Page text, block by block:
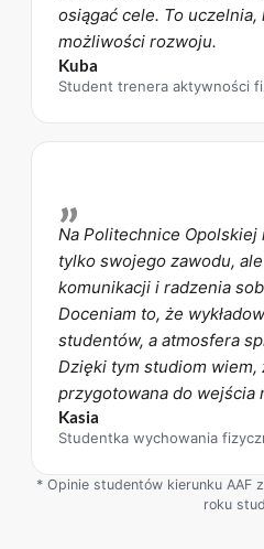
osiągać cele. To
możliwości rozwoju.
Kuba
Student trenera aktywności
„
Na Politechnice Opolskiej
tylko swojego zawodu,
komunikacji i radzenia
Doceniam to, że
studentów, a atmosfera
Dzięki tym studiom wiem,
przygotowana do wejścia
Kasia
Studentka wychowania
* Opinie studentów kierunku AAF
roku